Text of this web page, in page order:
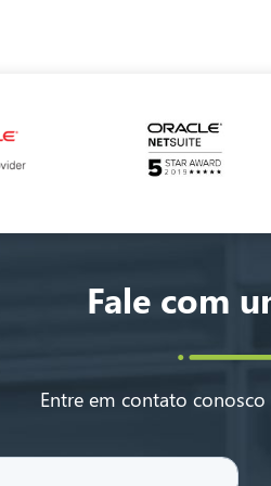
Fale com
Entre em contato